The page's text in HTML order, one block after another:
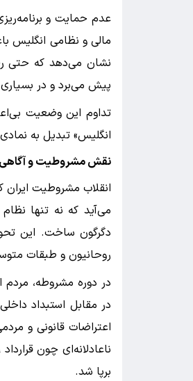
عدم حمایت و
مالی و نظامی انگلیس
نشان می‌دهد که حتی
پیش می‌برد و در بسیاری
تداوم این وضعیت
انگلیس» تبدیل به
نقش مشروطیت و
انقلاب مشروطیت
می‌آید که نه تنها
دگرگون ساخت. این
روحانیون و طبقات
در دوره مشروطه، مردم
در مقابل استبداد
اعتراضات قانونی و
برپا شد.